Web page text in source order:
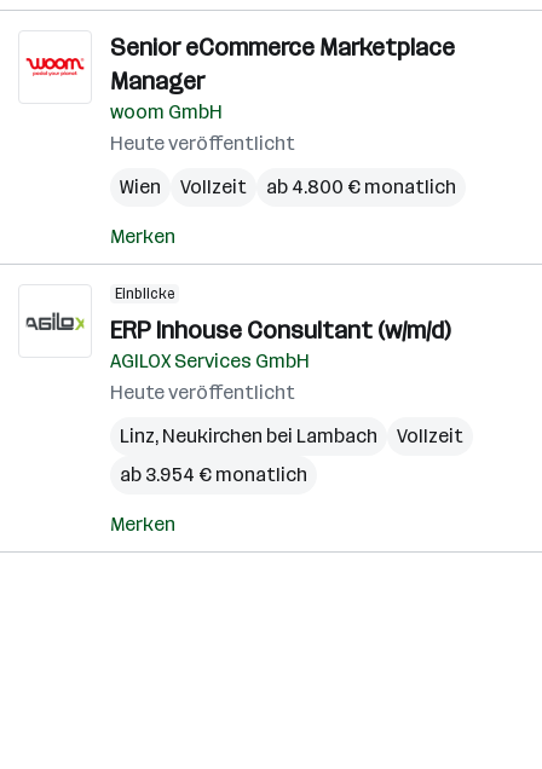
Senior eCommerce Marketplace
Manager
woom GmbH
Heute veröffentlicht
Wien
Vollzeit ab 4.800 € monatlich
Merken
Einblicke
ERP Inhouse Consultant (w/m/d)
AGILOX Services GmbH
Heute veröffentlicht
Linz, Neukirchen bei Lambach
Vollzeit
ab 3.954 € monatlich
Merken